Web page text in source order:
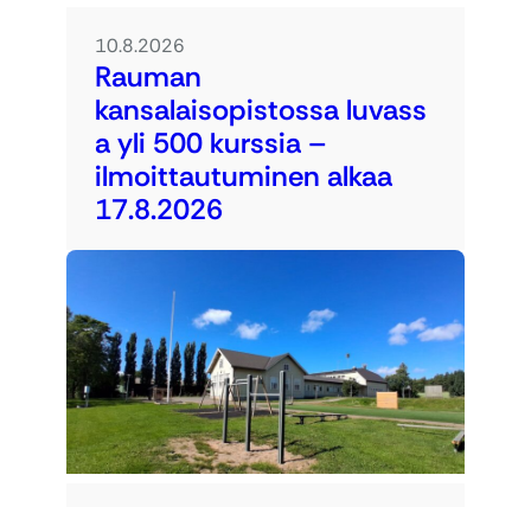
10.8.2026
Rauman
kansalaisopistossa luvass
a yli 500 kurssia –
ilmoittautuminen alkaa
17.8.2026